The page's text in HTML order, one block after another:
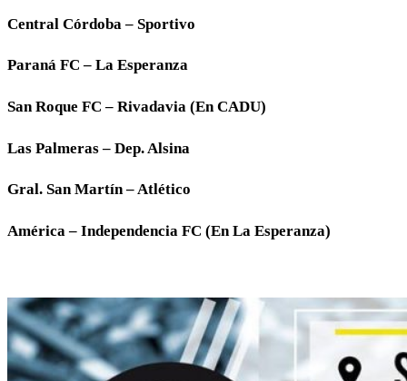
Central Córdoba – Sportivo
Paraná FC – La Esperanza
San Roque FC – Rivadavia (En CADU)
Las Palmeras – Dep. Alsina
Gral. San Martín – Atlético
América – Independencia FC (En La Esperanza)